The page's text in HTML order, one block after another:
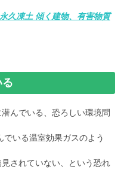
久凍土 傾く建物、有害物質
んでいる、恐ろしい環境問
いる温室効果ガスのよう
されていない、という恐れ